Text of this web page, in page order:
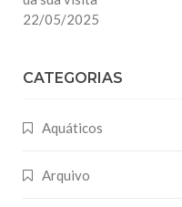
22/05/2025
CATEGORIAS
Aquáticos
Arquivo